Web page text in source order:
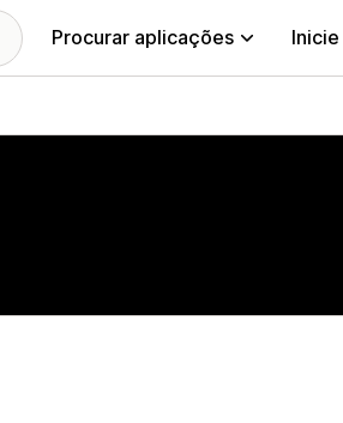
Procurar aplicações